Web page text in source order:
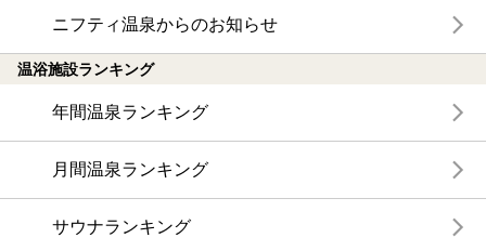
ニフティ温泉からのお知らせ
温浴施設ランキング
年間温泉ランキング
月間温泉ランキング
サウナランキング